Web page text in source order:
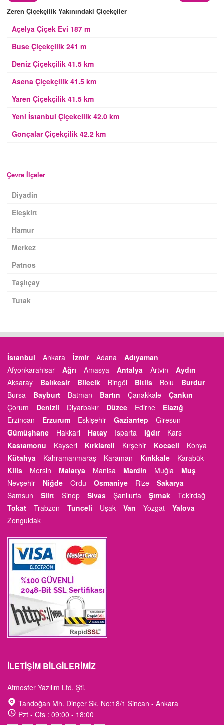
Zeren Çiçekçilik Yakınındaki Çiçekçiler
Açelya Çiçek Evi 187 m
Buse Çiçekçilik 241 m
Deniz Çiçekçilik 41.5 km
Asena Çiçekçilik 41.5 km
Yaren Çiçekçilik 41.5 km
Yeni İstanbul Çiçekcilik 42.0 km
Gonçalar Çiçekçilik 42.2 km
Çevre İlçeler
Diyadin
Eleşkirt
Hamur
Merkez
Patnos
Taşlıçay
Tutak
İstanbul Ankara İzmir Adana
Adıyaman
Afyonkarahisar
Ağrı Amasya Antalya Artvin
Aydın
Aksaray
Balıkesir Bilecik Bingöl Bitlis Bolu
Burdur
Bursa
Bayburt Batman Bartın Çanakkale
Çankırı
Çorum
Denizli Diyarbakır Düzce Edirne
Elazığ
Erzincan
Erzurum Eskişehir Gaziantep
Giresun
Gümüşhane
Hakkari Hatay Isparta Iğdır
Kars
Kastamonu
Kayseri Kırklareli Kırşehir Kocaeli
Konya
Kütahya
Kahramanmaraş Karaman Kırıkkale
Karabük
Kilis
Mersin Malatya Manisa Mardin Muğla
Muş
Nevşehir
Niğde Ordu Osmaniye Rize
Sakarya
Samsun
Siirt Sinop Sivas Şanlıurfa Şırnak
Tekirdağ
Tokat
Trabzon Tunceli Uşak Van Yozgat
Yalova
Zonguldak
İLETIŞIM BILGILERIMIZ
Atmosfer Yazılım Ltd. Şti.
Tandoğan Mh. Dinçer Sk. No:18/1 Sincan - Ankara
Pzt - Cts : 09:00 - 18:00